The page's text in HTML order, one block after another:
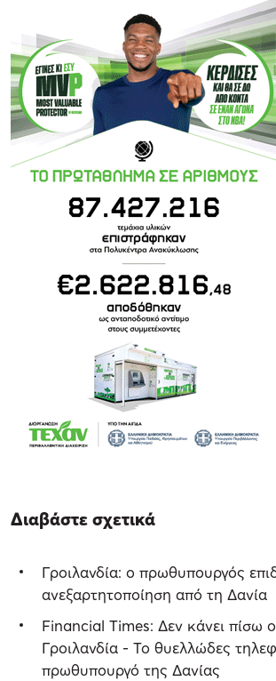
Διαβάστε σχετικά
Γροιλανδία: ο πρωθυπουργός
ανεξαρτητοποίηση από τη Δανία
Financial Times: Δεν κάνει πίσω
Γροιλανδία - Το θυελλώδες
πρωθυπουργό της Δανίας